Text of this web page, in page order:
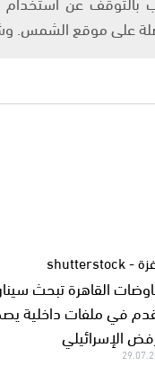
على موقع الشمس.
القاهرة تبحث
في ملفات داخلية
الإسرائيلي